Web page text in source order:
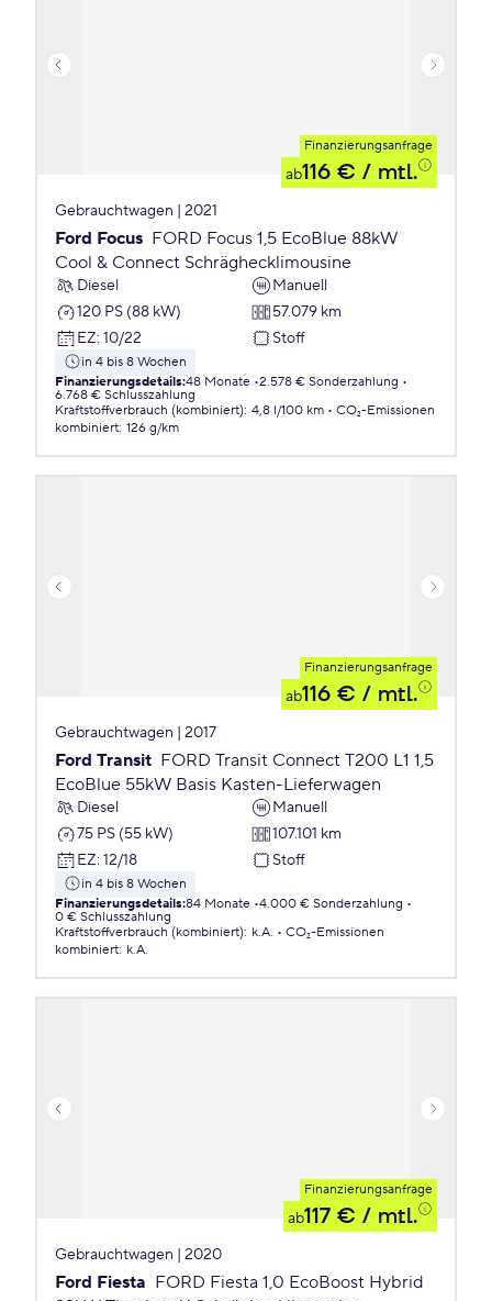
Finanzierungsanfrage
ab116 € / mtl.
Gebrauchtwagen | 2021
Ford Focus FORD Focus 1,5 EcoBlue 88kW
Cool & Connect Schräghecklimousine
Diesel
Manuell
120 PS (88 kW)
57.079 km
EZ: 10/22 Stoff
in 4 bis 8 Wochen
Finanzierungsdetails:48 Monate 2.578 € Sonderzahlung
6.768 € Schlusszahlung
Kraftstoffverbrauch (kombiniert): 4,8 l/100 km
CO₂-Emissionen
kombiniert: 126 g/km
Finanzierungsanfrage
ab116 € / mtl.
Gebrauchtwagen | 2017
Ford Transit FORD Transit Connect T200 L1 1,5
EcoBlue 55kW Basis Kasten-Lieferwagen
Diesel
Manuell
75 PS (55 kW)
107.101 km
EZ: 12/18 Stoff
in 4 bis 8 Wochen
Finanzierungsdetails:84 Monate 4.000 € Sonderzahlung
0 € Schlusszahlung
Kraftstoffverbrauch (kombiniert): k.A.
CO₂-Emissionen
kombiniert: k.A.
Finanzierungsanfrage
ab117 € / mtl.
Gebrauchtwagen | 2020
Ford Fiesta FORD Fiesta 1,0 EcoBoost Hybrid